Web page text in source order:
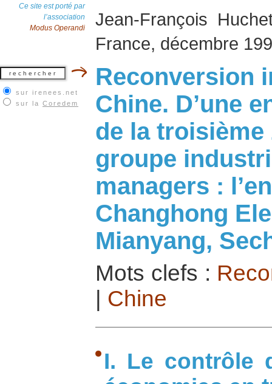
Ce site est porté par
l’association
Modus Operandi
sur irenees.net
sur la Coredem
Jean-François
France, décembre
Reconversion
Chine. D’une
de la troisième
groupe
managers :
Changhong
Mianyang,
Mots clefs :
Chine
I. Le contrôle